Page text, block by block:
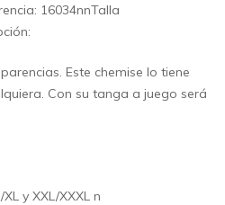
16034nnTalla
Este chemise lo tiene
Con su tanga a juego será
y XXL/XXXL n